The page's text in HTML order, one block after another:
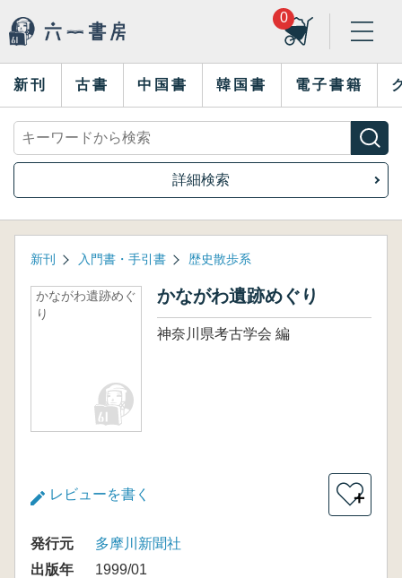
0
新刊 古書 中国書 韓国書 電子書籍
詳細検索
新刊 入門書・手引書 歴史散歩系
かながわ遺跡めぐ
り
かながわ遺跡めぐり
神奈川県考古学会 編
レビューを書く ＋
発行元
多摩川新聞社
出版年
1999/01